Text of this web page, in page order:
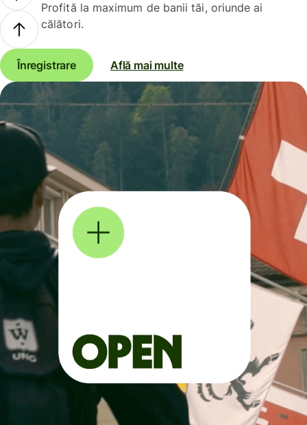
Profită la maximum de banii tăi, oriunde ai
călători.
Înregistrare Află mai multe